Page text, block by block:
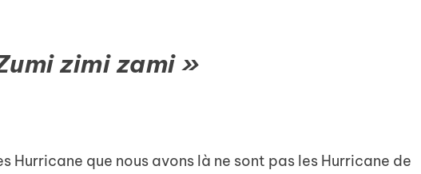
zimi zami »
Hurricane que nous avons là ne sont pas les Hurricane de